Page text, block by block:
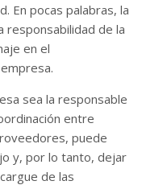
En pocas palabras, la
responsabilidad de la
en el
sea la responsable
entre
puede
y, por lo tanto, dejar
de las